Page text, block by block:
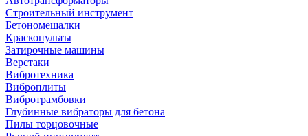
Строительный инструмент
Бетономешалки
Краскопульты
Затирочные машины
Верстаки
Вибротехника
Виброплиты
Вибротрамбовки
Глубинные вибраторы для бетона
Пилы торцовочные